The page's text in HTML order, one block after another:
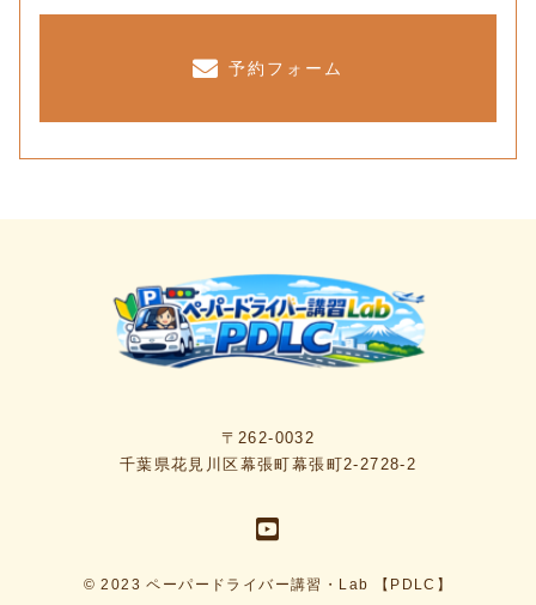
予約フォーム
〒262-0032
千葉県花見川区幕張町幕張町2-2728-2
© 2023 ペーパードライバー講習・Lab 【PDLC】